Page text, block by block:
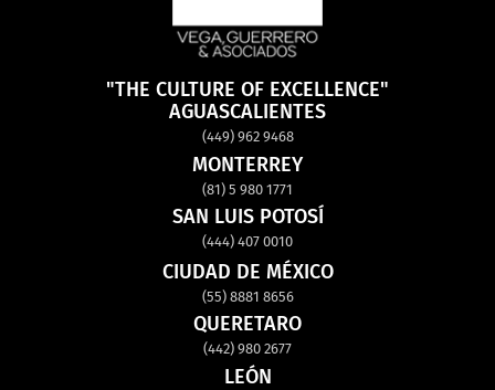
"THE CULTURE OF EXCELLENCE"
AGUASCALIENTES
(449) 962 9468
MONTERREY
(81) 5 980 1771
SAN LUIS POTOSÍ
(444) 407 0010
CIUDAD DE MÉXICO
(55) 8881 8656
QUERETARO
(442) 980 2677
LEÓN